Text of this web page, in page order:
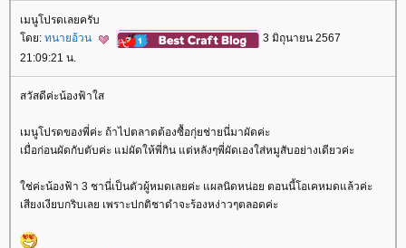
เมนูโปรดเลยครับ
ดย: ทนายอ้วน
3 มิถุนายน 2567
21:09:21 น.
สวัสดีค่ะน้องฟ้าใส
เมนูโปรดของพี่ค่ะ ถ้าไปตลาดต้องซื้อกุ่ยช่ายนี่มาผัดค่ะ
เมื่อก่อนผัดกับตับค่ะ แม่ผัดให้พี่กิน แต่หลังๆพี่ผัดเองใส่หมูสับอย่างเดียวค่ะ
ช่ค่ะน้องฟ้า 3 ชานี่เป็นตัวผู้หมดเลยค่ะ แผลนิดหน่อย ตอนนี้โอเคหมดแล้วค่ะ
เสียงเงียบกริบเลย เพราะปกติชาดำจะร้องหง่าวๆตลอดค่ะ